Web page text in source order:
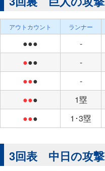
アウトカウント ランナー
●●● -
●●● -
●●● -
●●● 1塁
●●● 1･3塁
3回表 中日の攻撃